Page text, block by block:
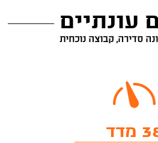
עונתיים
מדד